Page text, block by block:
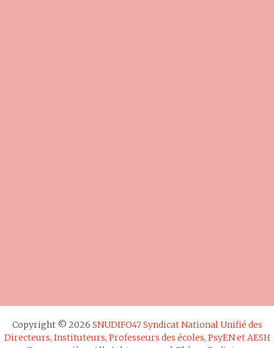
Copyright © 2026 SNUDIFO47 Syndicat National Unifié des
Directeurs, Instituteurs, Professeurs des écoles, PsyEN et AESH